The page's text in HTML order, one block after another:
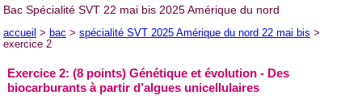
Bac Spécialité SVT 22 mai bis 2025 Amérique du nord
accueil > bac > spécialité SVT 2025 Amérique du nord 22 mai bis >
exercice 2
Exercice 2: (8 points) Génétique et évolution - Des
biocarburants à partir d’algues unicellulaires